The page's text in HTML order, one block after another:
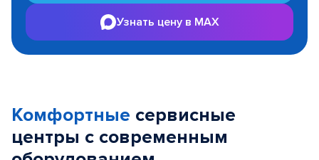
Узнать цену в MAX
Комфортные сервисные
центры с современным